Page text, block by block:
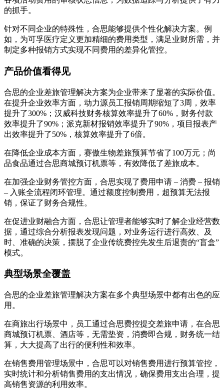
的抓手。
针对不同企业的特殊性，合思能够提供个性化解决方案。例
如，为可孚医疗定义更加精细的费用类型，满足业财所需，并
制定多种报销方式实现不同费用的差异化管控。
产品价值看得见
合思的企业差旅管理解决方案为企业带来了显著的实际价值。
在提升企业效率方面，动力源员工报销周期缩短了3周，效率
提升了300%；汉威科技财务核算效率提升了60%，财务付款
效率提升了90%；派克新材报销效率提升了90%，项目报表产
出效率提升了50%，核算效率提升了6倍。
在降低企业成本方面，赛傲生物差旅预算节省了100万元；尚
品食品通过合思商城预订机票等，有效降低了差旅成本。
在加强企业财务管控方面，合思实现了费用申请 – 消费 – 报销
– 入账全流程闭环管理。通过额度控制费用，超预算无法报
销，保证了财务合规性。
在促进业财融合方面，合思让管理者能够实时了解企业经营数
据，通过综合分析报表发现问题，对业务运行进行高效、及
时、准确的决策，摆脱了企业传统费控先发生后退责的“盲盒”
模式。
典型场景全覆盖
合思的企业差旅管理解决方案在多个典型场景中都有出色的应
用。
在商旅出行场景中，员工通过合思费控提交差旅申请，在合思
商城预订机票、酒店等，无需垫资，消费即合规，财务统一结
算，大大提高了出行的便利性和效率。
在销售费用管理场景中，合思可以对销售费用进行预算管控，
实时统计和分析销售费用的支出情况，确保费用支出合理，提
高销售资源的利用效率。